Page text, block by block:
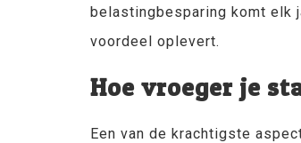
belastingbesparing komt elk
voordeel oplevert.
Hoe vroeger je
Een van de krachtigste